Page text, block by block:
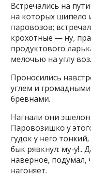
Встречались на
на которых шипело
паровозов;
крохотные — ну,
продуктового
мелочью на углу
Проносились
углем и
бревнами.
Нагнали они
Паровозишко у
гудок у него
бык рявкнул: му-у!..
наверное, подумал,
нагоняет.